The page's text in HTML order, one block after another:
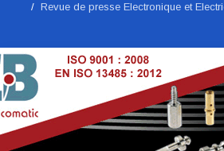
Revue de presse Electronique et